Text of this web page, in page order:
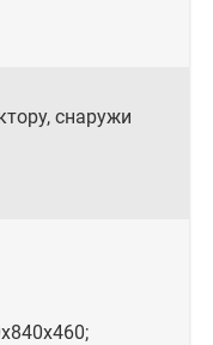
снаружи